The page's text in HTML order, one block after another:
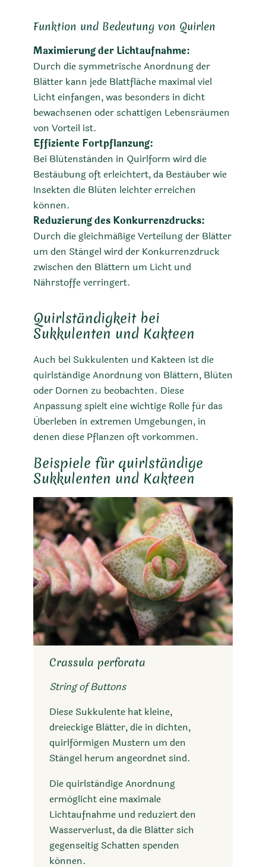
Funktion und Bedeutung von Quirlen
Maximierung der Lichtaufnahme:
Durch die symmetrische Anordnung der
Blätter kann jede Blattfläche maximal viel
Licht einfangen, was besonders in dicht
bewachsenen oder schattigen Lebensräumen
von Vorteil ist.
Effiziente Fortpflanzung:
Bei Blütenständen in Quirlform wird die
Bestäubung oft erleichtert, da Bestäuber wie
Insekten die Blüten leichter erreichen
können.
Reduzierung des Konkurrenzdrucks:
Durch die gleichmäßige Verteilung der Blätter
um den Stängel wird der Konkurrenzdruck
zwischen den Blättern um Licht und
Nährstoffe verringert.
Quirlständigkeit bei
Sukkulenten und Kakteen
Auch bei Sukkulenten und Kakteen ist die
quirlständige Anordnung von Blättern, Blüten
oder Dornen zu beobachten. Diese
Anpassung spielt eine wichtige Rolle für das
Überleben in extremen Umgebungen, in
denen diese Pflanzen oft vorkommen.
Beispiele für quirlständige
Sukkulenten und Kakteen
Crassula perforata
String of Buttons
Diese Sukkulente hat kleine,
dreieckige Blätter, die in dichten,
quirlförmigen Mustern um den
Stängel herum angeordnet sind.
Die quirlständige Anordnung
ermöglicht eine maximale
Lichtaufnahme und reduziert den
Wasserverlust, da die Blätter sich
gegenseitig Schatten spenden
können.